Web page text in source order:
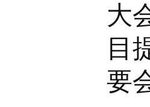
大
目
要